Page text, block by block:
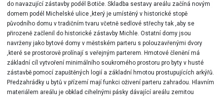
do navazující zástavby podél Botiče. Skladba sestavy areálu začíná novým
domem podél Michelské ulice ,který je umístěný v historické stopě
původního domu v tradičním tvaru včetně sedlové střechy tak ,aby se
přirozeně začlenil do historické zástavby Michle. Ostatní domy jsou
navrženy jako bytové domy v městském parteru s polouzavřenými dvory
,které se prostorově prolínají s veřejným parterem. Hmotové členění má
základní cíl vytvoření minimálního soukromého prostoru pro byty v husté
zástavbě pomocí zapuštěných logií a základní hmotou prostupujících arkýřů.
Předzahrádky u bytů v přízemí mají funkci oživení parteru zahradou. Hlavním
materiálem areálu je obklad cihelnými pásky dávající areálu zemitou